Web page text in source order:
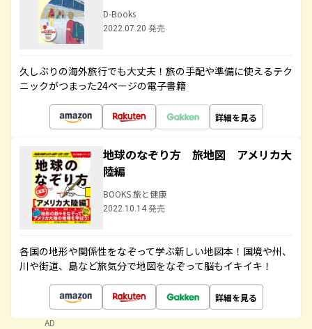
D-Books
2022.07.20 発売
久しぶりの海外旅行でも大丈夫！旅の手配や準備に使えるテク
ニックがつまった24ページの電子書籍
詳細を見る
地球のなぞり方 旅地図 アメリカ大
陸編
BOOKS 旅と健康
2022.10.14 発売
各国の地形や関係性をなぞって学ぶ新しい地図本！国境や州、
川や街道、島など旅気分で地図をなぞって脳もイキイキ！
詳細を見る
AD